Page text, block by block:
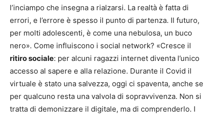
l’inciampo che insegna a rialzarsi. La realtà è fatta di
errori, e l’errore è spesso il punto di partenza. Il futuro,
per molti adolescenti, è come una nebulosa, un buco
nero». Come influiscono i social network? «Cresce il
ritiro sociale: per alcuni ragazzi internet diventa l’unico
accesso al sapere e alla relazione. Durante il Covid il
virtuale è stato una salvezza, oggi ci spaventa, anche se
per qualcuno resta una valvola di sopravvivenza. Non si
tratta di demonizzare il digitale, ma di comprenderlo. I